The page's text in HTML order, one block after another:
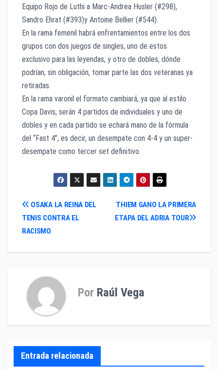
Equipo Rojo de Luthi a Marc-Andrea Husler (#298),
Sandro Ehrat (#393)y Antoine Bellier (#544).
En la rama femenil habrá enfrentamientos entre los dos
grupos con dos juegos de singles, uno de estos
exclusivo para las leyendas, y otro de dobles, dónde
podrían, sin obligación, tomar parte las dos veteranas ya
retiradas.
En la rama varonil el formato cambiará, ya que al estilo
Copa Davis, serán 4 partidos de individuales y uno de
dobles y en cada partido se echará mano de la fórmula
del “Fast 4”, es decir, un desempate con 4-4 y un super-
desempate como tercer set definitivo.
Navegación
de
entradas
THIEM GANO LA PRIMERA
ETAPA DEL ADRIA TOUR
OSAKA LA REINA DEL
TENIS CONTRA EL
RACISMO
Por Raúl Vega
Entrada relacionada